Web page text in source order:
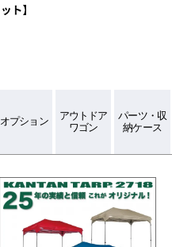
オプション
アウトドア
ワゴン
パーツ・収
納ケース